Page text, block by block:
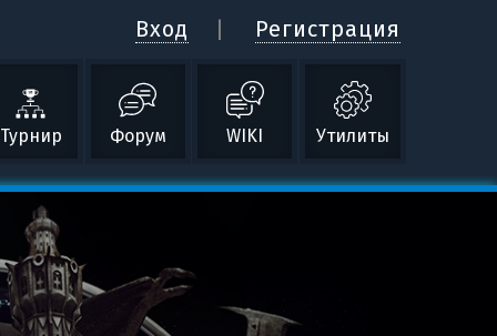
Вход Регистрация
Турнир Форум WIKI Утилиты